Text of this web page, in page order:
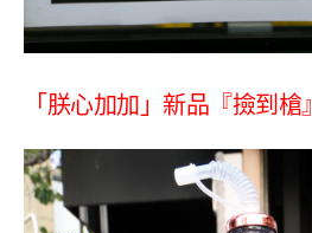
「朕心加加」新品『撿到槍』